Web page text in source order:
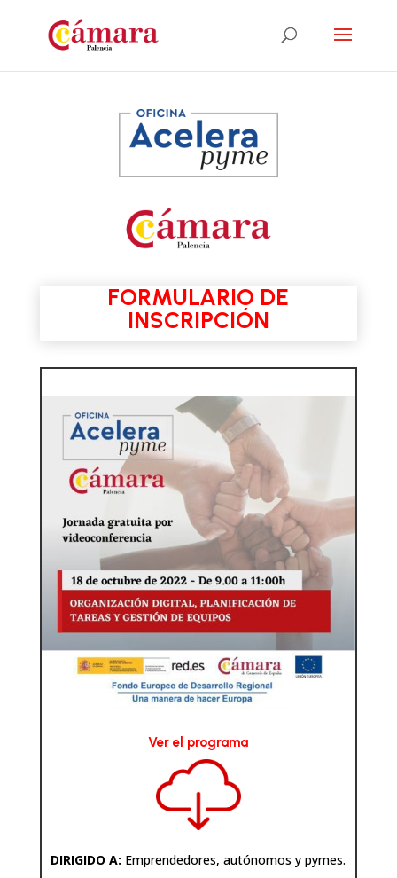
FORMULARIO DE
INSCRIPCIÓN
Ver el programa
DIRIGIDO A: Emprendedores, autónomos y pymes.